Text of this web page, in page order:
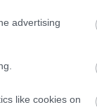
advertising
like cookies on